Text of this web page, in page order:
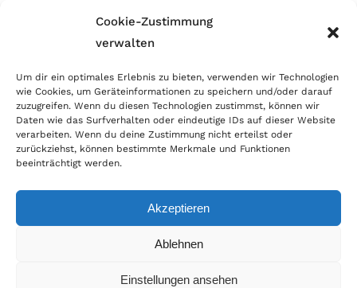
Cookie-Zustimmung
verwalten
Um dir ein optimales Erlebnis zu bieten, verwenden wir Technologien
wie Cookies, um Geräteinformationen zu speichern und/oder darauf
zuzugreifen. Wenn du diesen Technologien zustimmst, können wir
Daten wie das Surfverhalten oder eindeutige IDs auf dieser Website
verarbeiten. Wenn du deine Zustimmung nicht erteilst oder
zurückziehst, können bestimmte Merkmale und Funktionen
beeinträchtigt werden.
Akzeptieren
Ablehnen
Einstellungen ansehen
Der Händlerbund setzt sich für sicheren und
erfolgreichen E-Commerce ein. Auch wir sind wie
viele Onlineshops im Netz Mitglied im Händlerbund
und unterstützen fairen Onlinehandel.
Widerruf|Zahlung & Versand